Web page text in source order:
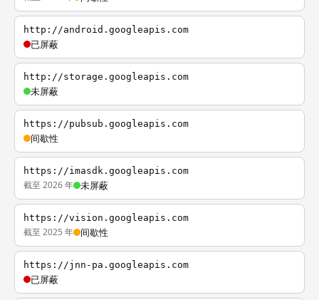
http://android.googleapis.com
已屏蔽
http://storage.googleapis.com
未屏蔽
https://pubsub.googleapis.com
间歇性
https://imasdk.googleapis.com
截至 2026 年 未屏蔽
https://vision.googleapis.com
截至 2025 年 间歇性
https://jnn-pa.googleapis.com
已屏蔽